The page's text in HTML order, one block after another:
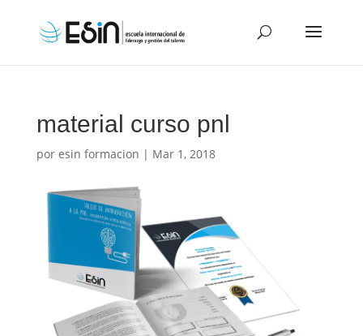
material curso pnl
por esin formacion | Mar 1, 2018